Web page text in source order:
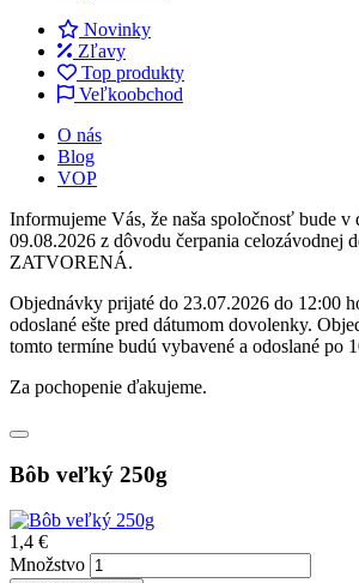
Novinky
Zľavy
Top produkty
Veľkoobchod
O nás
Blog
VOP
Informujeme Vás, že naša spoločnosť bude v
09.08.2026 z dôvodu čerpania celozávodnej
ZATVORENÁ.
Objednávky prijaté do 23.07.2026 do 12:00
odoslané ešte pred dátumom dovolenky.
tomto termíne budú vybavené a odoslané po
Za pochopenie ďakujeme.
Bôb veľký 250g
1,4 €
Množstvo